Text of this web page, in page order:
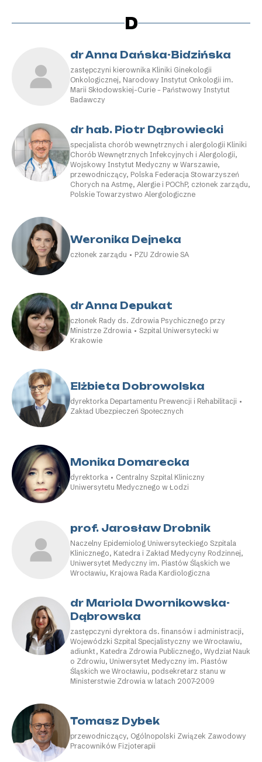
D
dr Anna Dańska-Bidzińska
zastępczyni kierownika Kliniki Ginekologii
Onkologicznej, Narodowy Instytut Onkologii im.
Marii Skłodowskiej-Curie – Państwowy Instytut
Badawczy
dr hab. Piotr Dąbrowiecki
specjalista chorób wewnętrznych i alergologii Kliniki
Chorób Wewnętrznych Infekcyjnych i Alergologii,
Wojskowy Instytut Medyczny w Warszawie,
przewodniczący, Polska Federacja Stowarzyszeń
Chorych na Astmę, Alergie i POChP, członek zarządu,
Polskie Towarzystwo Alergologiczne
Weronika Dejneka
członek zarządu • PZU Zdrowie SA
dr Anna Depukat
członek Rady ds. Zdrowia Psychicznego przy
Ministrze Zdrowia • Szpital Uniwersytecki w
Krakowie
Elżbieta Dobrowolska
dyrektorka Departamentu Prewencji i Rehabilitacji •
Zakład Ubezpieczeń Społecznych
Monika Domarecka
dyrektorka • Centralny Szpital Kliniczny
Uniwersytetu Medycznego w Łodzi
prof. Jarosław Drobnik
Naczelny Epidemiolog Uniwersyteckiego Szpitala
Klinicznego, Katedra i Zakład Medycyny Rodzinnej,
Uniwersytet Medyczny im. Piastów Śląskich we
Wrocławiu, Krajowa Rada Kardiologiczna
dr Mariola Dwornikowska-
Dąbrowska
zastępczyni dyrektora ds. finansów i administracji,
Wojewódzki Szpital Specjalistyczny we Wrocławiu,
adiunkt, Katedra Zdrowia Publicznego, Wydział Nauk
o Zdrowiu, Uniwersytet Medyczny im. Piastów
Śląskich we Wrocławiu, podsekretarz stanu w
Ministerstwie Zdrowia w latach 2007–2009
Tomasz Dybek
przewodniczący, Ogólnopolski Związek Zawodowy
Pracowników Fizjoterapii